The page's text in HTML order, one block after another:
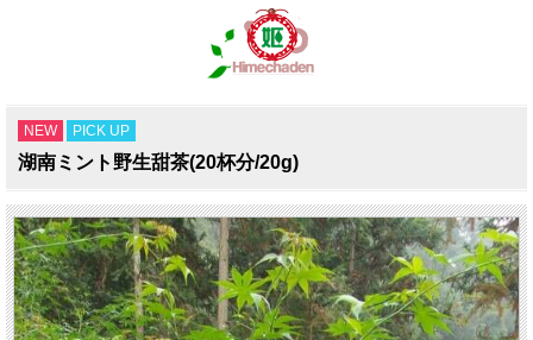
NEW PICK UP
湖南ミント野生甜茶(20杯分/20g)